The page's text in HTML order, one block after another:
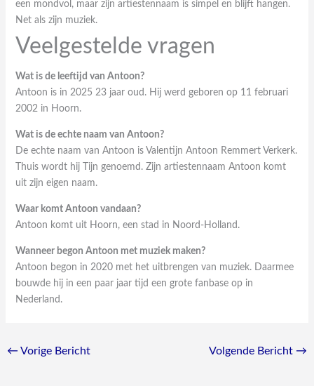
een mondvol, maar zijn artiestennaam is simpel en blijft hangen.
Net als zijn muziek.
Veelgestelde vragen
Wat is de leeftijd van Antoon?
Antoon is in 2025 23 jaar oud. Hij werd geboren op 11 februari
2002 in Hoorn.
Wat is de echte naam van Antoon?
De echte naam van Antoon is Valentijn Antoon Remmert Verkerk.
Thuis wordt hij Tijn genoemd. Zijn artiestennaam Antoon komt
uit zijn eigen naam.
Waar komt Antoon vandaan?
Antoon komt uit Hoorn, een stad in Noord-Holland.
Wanneer begon Antoon met muziek maken?
Antoon begon in 2020 met het uitbrengen van muziek. Daarmee
bouwde hij in een paar jaar tijd een grote fanbase op in
Nederland.
← Vorige Bericht Volgende Bericht →